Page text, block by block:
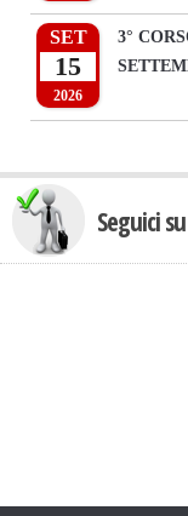
SET
15
2026
3°
Seguici